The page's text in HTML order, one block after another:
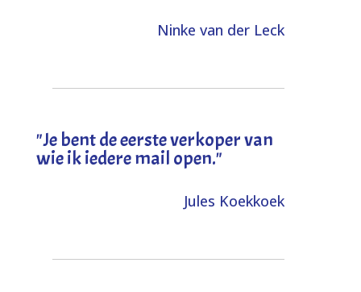
Ninke van der Leck
"Je bent de eerste verkoper van
wie ik iedere mail open."
Jules Koekkoek